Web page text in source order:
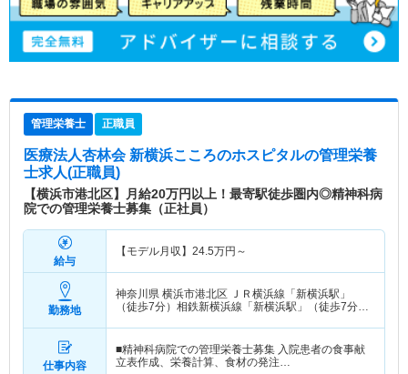
管理栄養士 正職員
医療法人杏林会 新横浜こころのホスピタルの管理栄養
士求人(正職員)
【横浜市港北区】月給20万円以上！最寄駅徒歩圏内◎精神科病
院での管理栄養士募集（正社員）
給与
【モデル月収】 24.5万円～
勤務地
神奈川県 横浜市港北区 ＪＲ横浜線「新横浜駅」
（徒歩7分）相鉄新横浜線「新横浜駅」（徒歩7分）
仕事内容
■精神科病院での管理栄養士募集 入院患者の食事献
立表作成、栄養計算、食材の発注…